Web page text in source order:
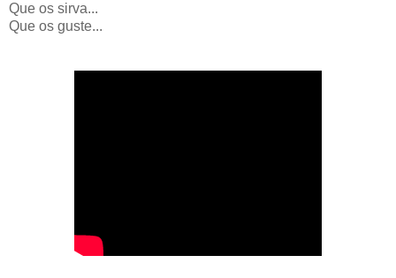
Que os sirva...
Que os guste...